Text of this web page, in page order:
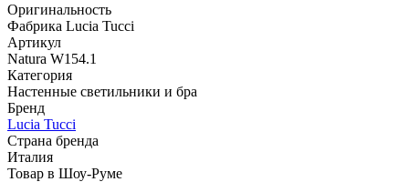
Оригинальность
Фабрика Lucia Tucci
Артикул
Natura W154.1
Категория
Настенные светильники и бра
Бренд
Lucia Tucci
Страна бренда
Италия
Товар в Шоу-Руме